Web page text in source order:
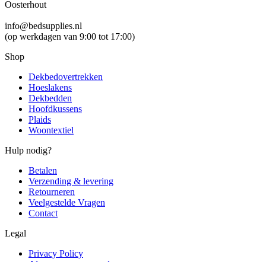
Oosterhout
info@bedsupplies.nl
(op werkdagen van 9:00 tot 17:00)
Shop
Dekbedovertrekken
Hoeslakens
Dekbedden
Hoofdkussens
Plaids
Woontextiel
Hulp nodig?
Betalen
Verzending & levering
Retourneren
Veelgestelde Vragen
Contact
Legal
Privacy Policy